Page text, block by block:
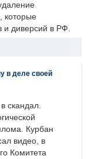
которые
и диверсий в РФ.
в деле своей
скандал.
Курбан
видео, в
Комитета